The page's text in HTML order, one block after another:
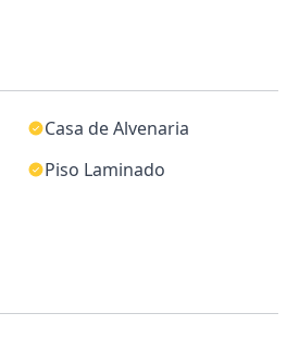
Casa de Alvenaria
Piso Laminado